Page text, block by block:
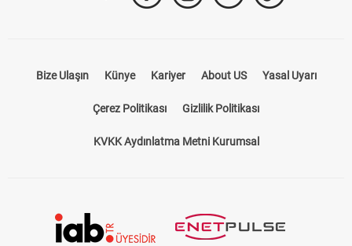
Bize Ulaşın Künye Kariyer About US Yasal Uyarı
Çerez Politikası Gizlilik Politikası
KVKK Aydınlatma Metni Kurumsal